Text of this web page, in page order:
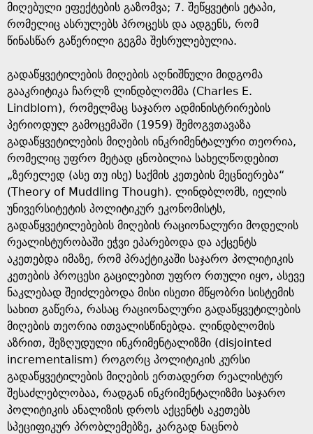
მიღებული ეფექტების გაზომვა; 7. შეწყვეტის ეტაპი,
რომელიც ასრულებს პროცესს და ადგენს, რომ
წინასწარ გაწერილი გეგმა შესრულებულია.
გადაწყვეტილების მიღების აღნიშნული მიდგომა
გააკრიტიკა ჩარლზ ლინდბლომმა (Charles E.
Lindblom), რომელმაც საჯარო ადმინისტრირების
პერიოდულ გამოცემაში (1959) შემოგვთავაზა
გადაწყვეტილების მიღების ინკრიმენტალური თეორია,
რომელიც უფრო მეტად ცნობილია სახელწოდებით
„ზერელედ (ასე თუ ისე) საქმის კეთების მეცნიერება“
(Theory of Muddling Though). ლინდბლომს, იელის
უნივერსიტეტის პოლიტიკურ ეკონომისტს,
გადაწყვეტილებების მიღების რაციონალური მოდელის
რეალისტურობაში ეჭვი ეპარებოდა და აქცენტს
აკეთებდა იმაზე, რომ პრაქტიკაში საჯარო პოლიტიკის
კეთების პროცესი გაცილებით უფრო რთული იყო, ასევე
ნაკლებად შეიძლებოდა მისი ისეთი მწყობრი სისტემის
სახით გაწერა, რასაც რაციონალური გადაწყვეტილების
მიღების თეორია ითვალისწინებდა. ლინდბლომის
აზრით, შეზღუდული ინკრიმენტალიზმი (disjointed
incrementalism) როგორც პოლიტიკის კურსი
გადაწყვეტილების მიღების ერთადერთ რეალისტურ
შესაძლებლობაა, რადგან ინკრიმენტალიზმი საჯარო
პოლიტიკის ანალიზის დროს აქცენტს აკეთებს
სპეციფიკურ პრობლემებზე, კარგად ნაცნობ